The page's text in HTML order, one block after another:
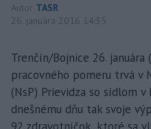
Autor TASR
26. januára 2016 14:35
Trenčín/Bojnice 26. januára
pracovného pomeru trvá v
(NsP) Prievidza so sídlom
dnešnému dňu tak svoje